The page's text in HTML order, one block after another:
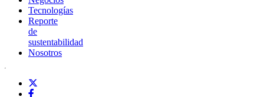
Tecnologías
Reporte
de
sustentabilidad
Nosotros